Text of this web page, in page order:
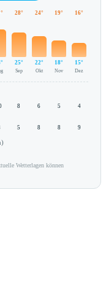
28°
25°
Sep
24°
22°
Okt
19°
18°
Nov
16°
15°
Dez
8 6 5 4
5 8 8 9
Wetterlagen können